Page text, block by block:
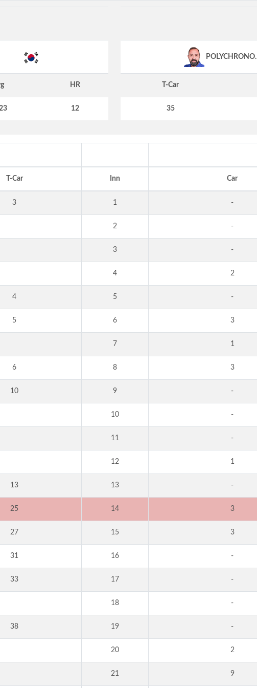
HR
12
POLYCHRONO.
T-Car
35
T-Car Inn Car
3 1 -
2 -
3 -
4 2
4 5 -
5 6 3
7 1
6 8 3
10 9 -
10 -
11 -
12 1
13 13 -
25 14 3
27 15 3
31 16 -
33 17 -
18 -
38 19 -
20 2
21 9